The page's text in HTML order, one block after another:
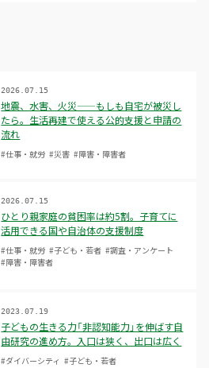
地震、水害、火災——もしも自宅が被災し
たら。生活再建で使える公的支援と申請の
流れ
2026.07.15
#仕事・就労 #災害 #障害・障害者
ひとり親家庭の貧困率は約5割。子育てに
活用できる国や自治体の支援制度
2026.07.15
#仕事・就労 #子ども・若者 #調査・アンケート
#障害・障害者
子どもの生きる力「非認知能力」を伸ばす自
由研究の進め方。入口は狭く、出口は広く
2023.07.19
#ダイバーシティ #子ども・若者